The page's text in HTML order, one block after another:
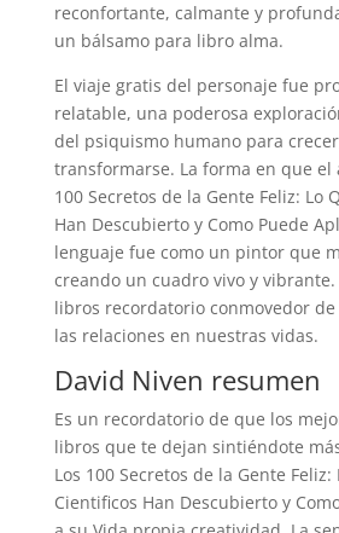
reconfortante, calmante y
un bálsamo para libro alma.
El viaje gratis del personaje fue
relatable, una poderosa
del psiquismo humano para
transformarse. La forma en que el
100 Secretos de la Gente Feliz: Lo
Han Descubierto y Como Puede
lenguaje fue como un pintor que
creando un cuadro vivo y
libros recordatorio conmovedor
las relaciones en nuestras vidas.
David Niven resumen
Es un recordatorio de que los
libros que te dejan sintiéndote
Los 100 Secretos de la Gente Feliz:
Cientificos Han Descubierto y